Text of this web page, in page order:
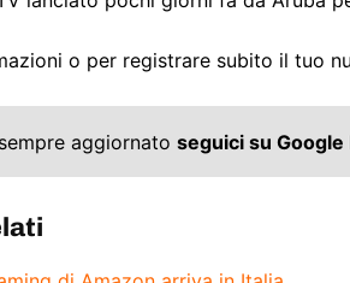
o per registrare subito il tuo
aggiornato seguici su Google